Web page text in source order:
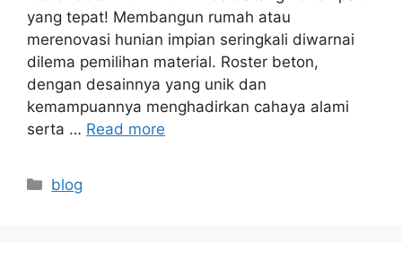
yang tepat! Membangun rumah atau
merenovasi hunian impian seringkali diwarnai
dilema pemilihan material. Roster beton,
dengan desainnya yang unik dan
kemampuannya menghadirkan cahaya alami
serta … Read more
Kategori
blog